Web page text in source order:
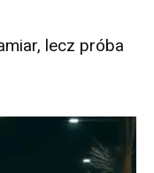
lecz próba